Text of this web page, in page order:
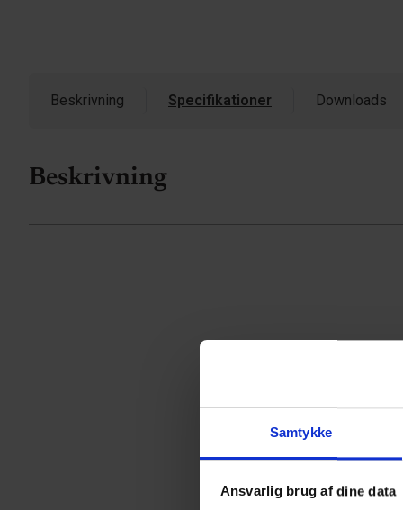
Samtykke
Ansvarlig brug af dine data
Beskrivning Specifikationer Downloads
Beskrivning